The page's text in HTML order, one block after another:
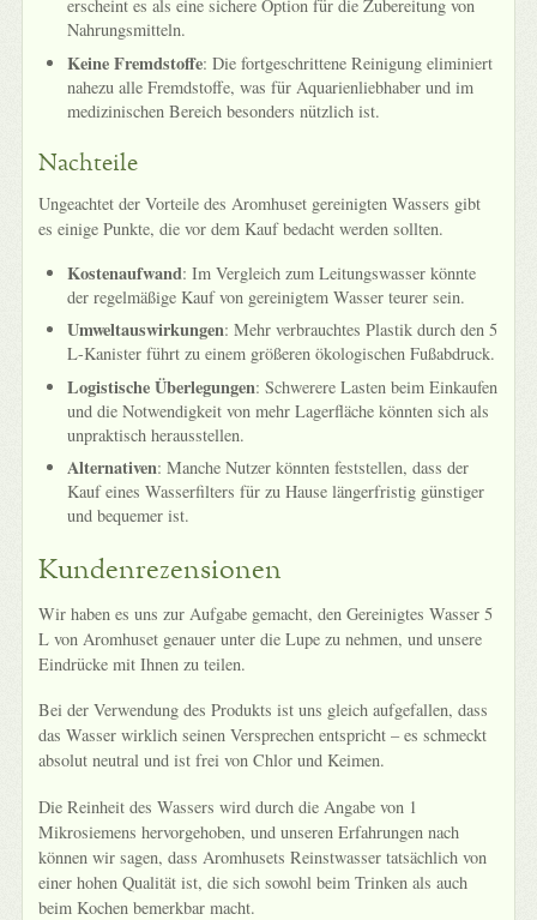
erscheint es als eine sichere Option für die Zubereitung von
Nahrungsmitteln.
Keine Fremdstoffe: Die fortgeschrittene Reinigung eliminiert
nahezu alle Fremdstoffe, was für Aquarienliebhaber und im
medizinischen Bereich besonders nützlich ist.
Nachteile
Ungeachtet der Vorteile des Aromhuset gereinigten Wassers gibt
es einige Punkte, die vor dem Kauf bedacht werden sollten.
Kostenaufwand: Im Vergleich zum Leitungswasser könnte
der regelmäßige Kauf von gereinigtem Wasser teurer sein.
Umweltauswirkungen: Mehr verbrauchtes Plastik durch den 5
L-Kanister führt zu einem größeren ökologischen Fußabdruck.
Logistische Überlegungen: Schwerere Lasten beim Einkaufen
und die Notwendigkeit von mehr Lagerfläche könnten sich als
unpraktisch herausstellen.
Alternativen: Manche Nutzer könnten feststellen, dass der
Kauf eines Wasserfilters für zu Hause längerfristig günstiger
und bequemer ist.
Kundenrezensionen
Wir haben es uns zur Aufgabe gemacht, den Gereinigtes Wasser 5
L von Aromhuset genauer unter die Lupe zu nehmen, und unsere
Eindrücke mit Ihnen zu teilen.
Bei der Verwendung des Produkts ist uns gleich aufgefallen, dass
das Wasser wirklich seinen Versprechen entspricht – es schmeckt
absolut neutral und ist frei von Chlor und Keimen.
Die Reinheit des Wassers wird durch die Angabe von 1
Mikrosiemens hervorgehoben, und unseren Erfahrungen nach
können wir sagen, dass Aromhusets Reinstwasser tatsächlich von
einer hohen Qualität ist, die sich sowohl beim Trinken als auch
beim Kochen bemerkbar macht.